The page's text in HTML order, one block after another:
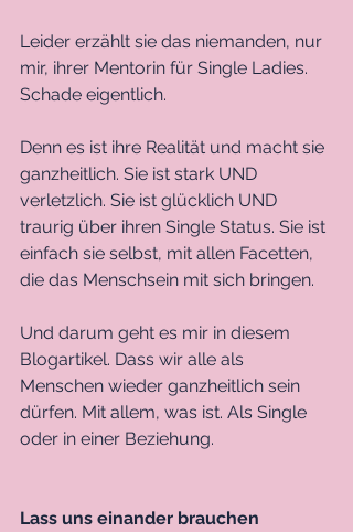
Leider erzählt sie das niemanden, nur
mir, ihrer Mentorin für Single Ladies.
Schade eigentlich.
Denn es ist ihre Realität und macht sie
ganzheitlich. Sie ist stark UND
verletzlich. Sie ist glücklich UND
traurig über ihren Single Status. Sie ist
einfach sie selbst, mit allen Facetten,
die das Menschsein mit sich bringen.
Und darum geht es mir in diesem
Blogartikel. Dass wir alle als
Menschen wieder ganzheitlich sein
dürfen. Mit allem, was ist. Als Single
oder in einer Beziehung.
Lass uns einander brauchen